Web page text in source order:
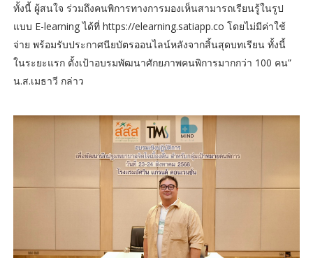
ทั้งนี้ ผู้สนใจ ร่วมถึงคนพิการทางการมองเห็นสามารถเรียนรู้ในรูป
แบบ E-learning ได้ที่ https://elearning.satiapp.co โดยไม่มีค่าใช้
จ่าย พร้อมรับประกาศนียบัตรออนไลน์หลังจากสิ้นสุดบทเรียน ทั้งนี้
ในระยะแรก ตั้งเป้าอบรมพัฒนาศักยภาพคนพิการมากกว่า 100 คน”
น.ส.เมธาวี กล่าว